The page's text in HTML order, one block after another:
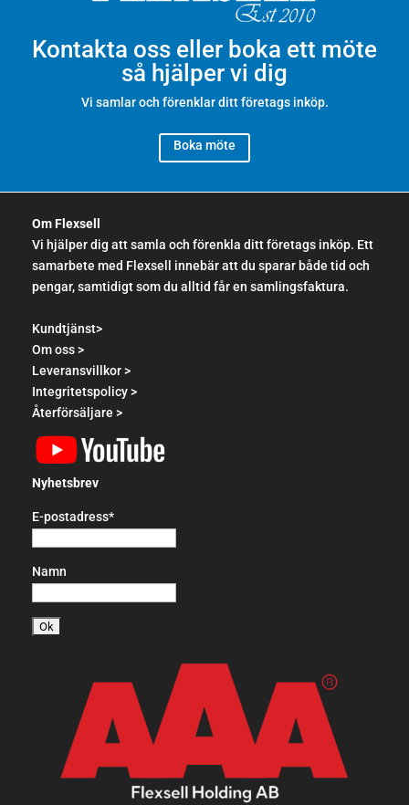
Kontakta oss eller boka ett möte
så hjälper vi dig
Vi samlar och förenklar ditt företags inköp.
Boka möte
Om Flexsell
Vi hjälper dig att samla och förenkla ditt företags inköp. Ett
samarbete med Flexsell innebär att du sparar både tid och
pengar, samtidigt som du alltid får en samlingsfaktura.
Kundtjänst>
Om oss >
Leveransvillkor >
Integritetspolicy >
Återförsäljare >
Nyhetsbrev
E-postadress*
Namn